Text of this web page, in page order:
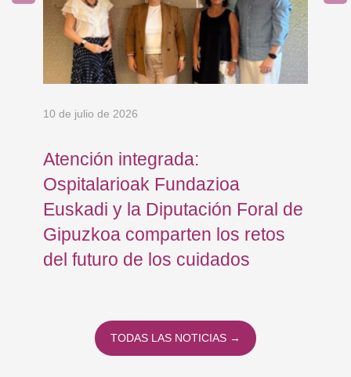
10 de julio de 2026
Atención integrada:
Ospitalarioak Fundazioa
Euskadi y la Diputación Foral de
Gipuzkoa comparten los retos
del futuro de los cuidados
TODAS LAS NOTICIAS →